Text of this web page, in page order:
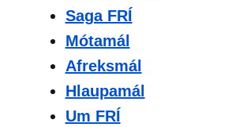
Saga FRÍ
Mótamál
Afreksmál
Hlaupamál
Um FRÍ